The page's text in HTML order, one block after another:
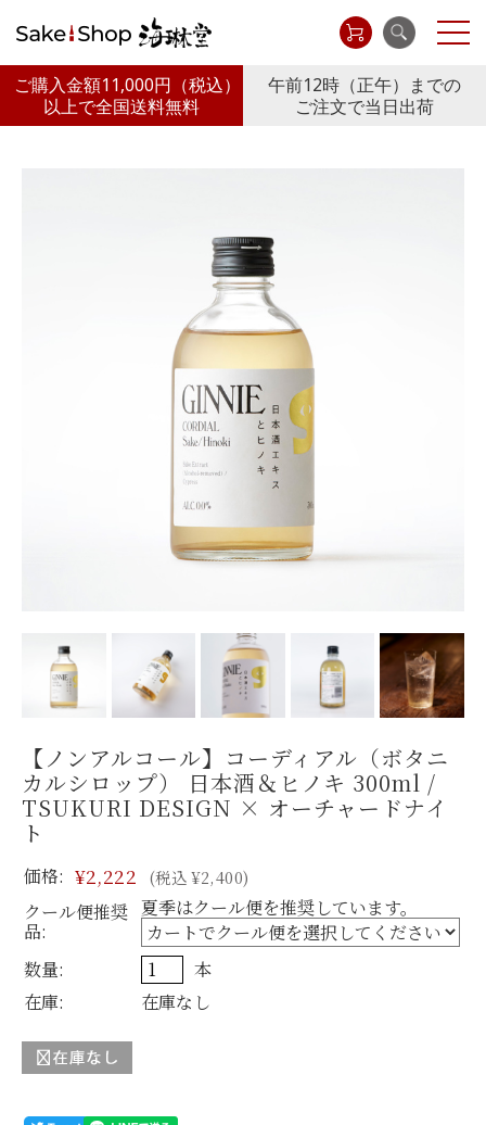
ご購入金額11,000円 （税込）
以上で全国送料無料
午前12時（正午）までの
ご注文で当日出荷
【ノンアルコール】コーディアル（ボタニ
カルシロップ） 日本酒＆ヒノキ 300ml /
TSUKURI DESIGN × オーチャードナイ
ト
価格: ¥2,222 (税込 ¥2,400)
クール便推奨
品:
夏季はクール便を推奨しています。
数量:
本
在庫:
在庫なし